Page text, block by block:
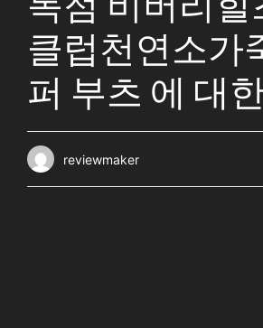
클럽천연소가
퍼 부츠 에 대
reviewmaker